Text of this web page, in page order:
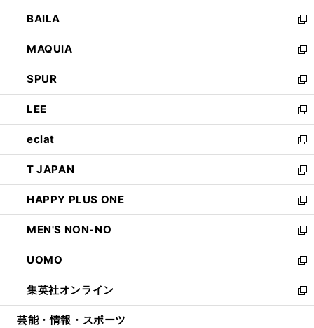
開
く
ウ
ィ
ン
ド
ウ
で
開
く
し
い
ウ
ィ
ン
ド
ウ
で
開
く
BAILA
新
し
い
ウ
ィ
ン
ド
ウ
で
開
く
MAQUIA
新
し
い
ウ
ィ
ン
ド
ウ
で
開
く
SPUR
新
し
い
ウ
ィ
ン
ド
ウ
で
開
く
LEE
新
し
い
ウ
ィ
ン
ド
ウ
で
開
く
eclat
新
し
い
ウ
ィ
ン
ド
ウ
で
開
く
T JAPAN
新
し
い
ウ
ィ
ン
ド
ウ
で
開
HAPPY PLUS ONE
新
し
い
ウ
ィ
ン
ド
ウ
MEN'S NON-NO
新
し
い
ウ
ィ
ン
UOMO
新
し
い
ウ
集英社オンライン
新
し
芸能・情報・スポーツ